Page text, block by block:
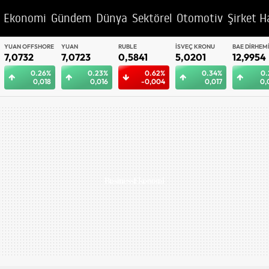
Ekonomi Gündem Dünya Sektörel Otomotiv Şirket
YUAN OFFSHORE
7,0732
0.26%
0,018
YUAN
7,0723
0.23%
0,016
RUBLE
0,5841
0.62%
-0,004
İSVEÇ KRONU
5,0201
0.34%
0,017
BAE DIRHEMI
12,9954